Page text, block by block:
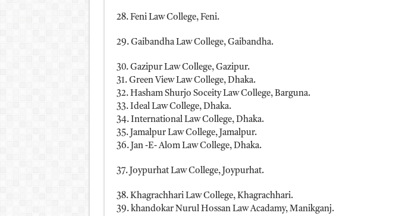
28. Feni Law College, Feni.
29. Gaibandha Law College, Gaibandha.
30. Gazipur Law College, Gazipur.
31. Green View Law College, Dhaka.
32. Hasham Shurjo Soceity Law College, Barguna.
33. Ideal Law College, Dhaka.
34. International Law College, Dhaka.
35. Jamalpur Law College, Jamalpur.
36. Jan -E- Alom Law College, Dhaka.
37. Joypurhat Law College, Joypurhat.
38. Khagrachhari Law College, Khagrachhari.
39. khandokar Nurul Hossan Law Acadamy, Manikganj.